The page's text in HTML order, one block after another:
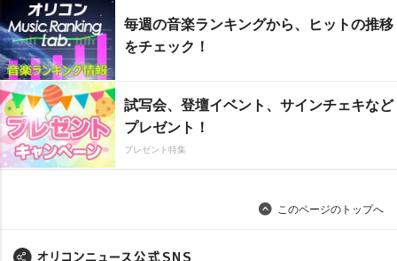
毎週の音楽ランキングから、ヒットの推移
をチェック！
試写会、登壇イベント、サインチェキなど
プレゼント！
プレゼント特集
このページのトップへ